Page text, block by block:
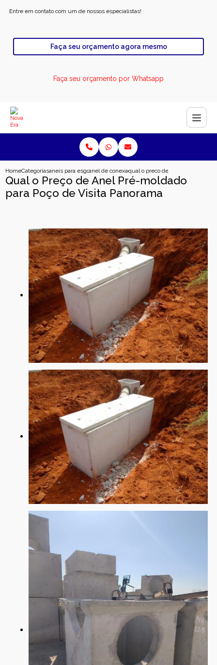
Entre em contato com um de nossos especialistas!
Faça seu orçamento agora mesmo
Faça seu orçamento por Whatsapp
HomeCategoriasaneis para esgotoanel de conexao para esgoto
qual o preco de anel pre
Qual o Preço de Anel Pré-moldado
para Poço de Visita Panorama